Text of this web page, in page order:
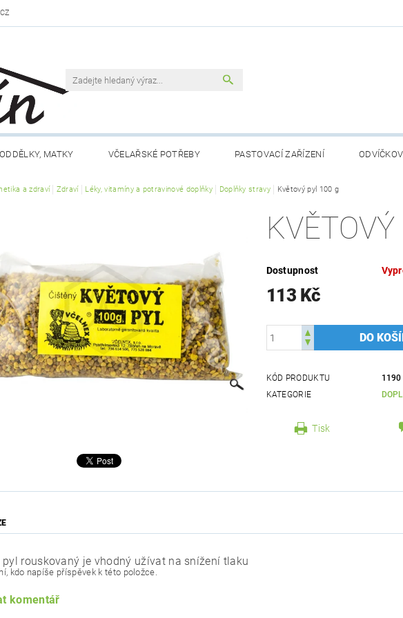
ODDĚLKY, MATKY VČELAŘSKÉ POTŘEBY PASTOVACÍ ZAŘÍZENÍ
VČELAŘSKÁ LITERATURA VČELÍ PRODUKTY MEDY FÉROVA VČELÍ FARMA
CHOV MATEK VČELAŘSKÉ
KONTAKTY OBCHODNÍ PODMÍNKY
a zdraví Zdraví Léky, vitamíny a potravinové doplňky Doplňky stravy Květový pyl 100 g
Dostupnost
113 Kč
KÓD PRODUKTU
1190
KATEGORIE
Tisk
pyl rouskovaný je vhodný užívat na snížení tlaku
kdo napíše příspěvek k této položce.
komentář